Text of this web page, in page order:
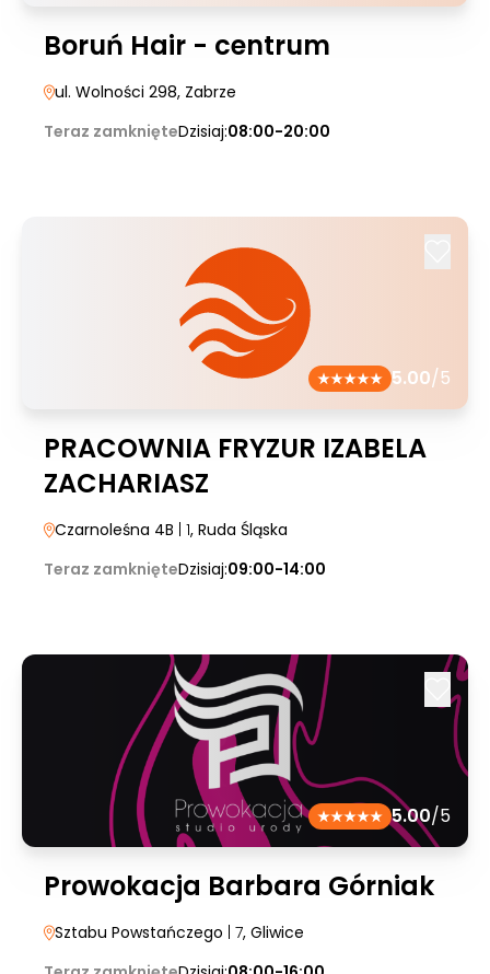
Boruń Hair - centrum
ul. Wolności 298, Zabrze
Teraz zamknięteDzisiaj:08:00-20:00
5.00/5
PRACOWNIA FRYZUR IZABELA
ZACHARIASZ
Czarnoleśna 4B | 1, Ruda Śląska
Teraz zamknięteDzisiaj:09:00-14:00
5.00/5
Prowokacja Barbara Górniak
Sztabu Powstańczego | 7, Gliwice